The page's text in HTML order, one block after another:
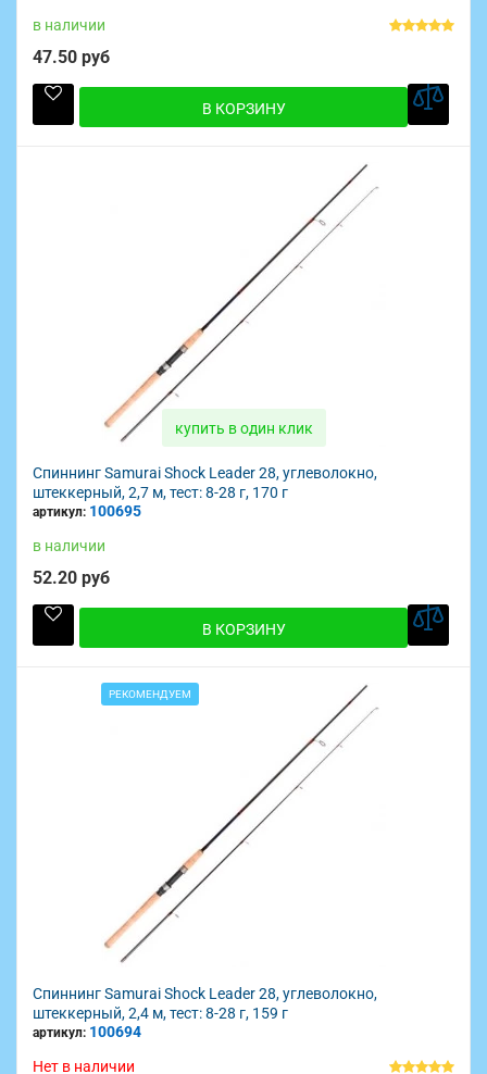
в наличии
47.50 руб
В КОРЗИНУ
купить в один клик
Спиннинг Samurai Shock Leader 28, углеволокно,
штеккерный, 2,7 м, тест: 8-28 г, 170 г
артикул: 100695
в наличии
52.20 руб
В КОРЗИНУ
РЕКОМЕНДУЕМ
Спиннинг Samurai Shock Leader 28, углеволокно,
штеккерный, 2,4 м, тест: 8-28 г, 159 г
артикул: 100694
Нет в наличии